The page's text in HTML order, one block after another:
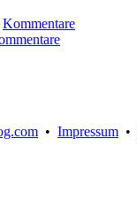
Kommentare
• Impressum •